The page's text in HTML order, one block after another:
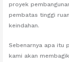
proyek
pembatas tinggi
keindahan.
Sebenarnya apa itu
kami akan